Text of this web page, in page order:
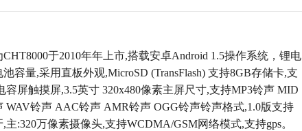
CHT8000于2010年年上市,搭载安卓Android 1.5操作系统，锂电
池容量,采用直板外观,MicroSD (TransFlash) 支持8GB存储卡,支
容屏触摸屏,3.5英寸 320x480像素主屏尺寸,支持MP3铃声 MID
WAV铃声 AAC铃声 AMR铃声 OGG铃声铃声格式,1.0版支持
,主:320万像素摄像头,支持WCDMA/GSM网络模式,支持gps。